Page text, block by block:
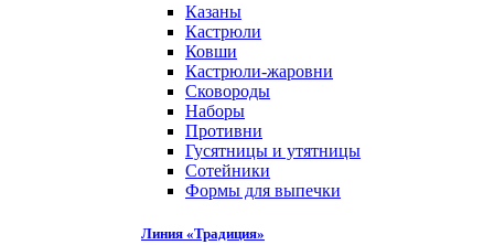
Казаны
Кастрюли
Ковши
Кастрюли-жаровни
Сковороды
Наборы
Противни
Гусятницы и утятницы
Сотейники
Формы для выпечки
Линия «Традиция»